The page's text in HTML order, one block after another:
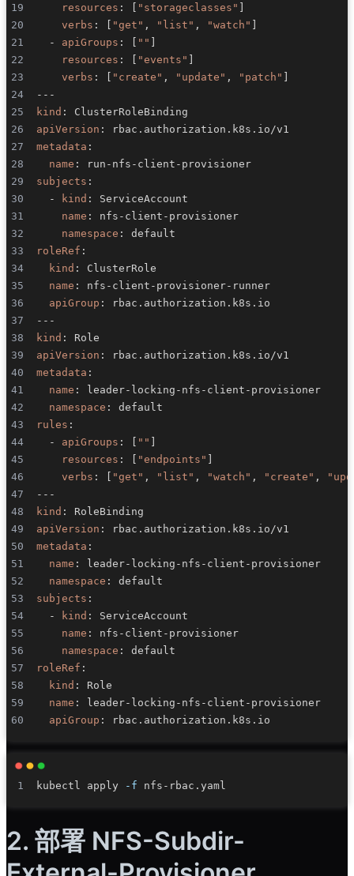
resources : "storageclasses"
verbs : "get" , "list" , "watch"
-
apiGroups : ""
resources : "events"
verbs : "create" , "update" , "patch"
---
kind :
apiVersion :
metadata :
name : run - nfs - client -
subjects :
-
kind :
name : nfs - client -
namespace :
roleRef :
kind :
name : nfs - client - provisioner-
apiGroup :
---
kind :
apiVersion :
metadata :
name : leader- locking - nfs - client -
namespace :
rules :
-
apiGroups : ""
resources : "endpoints"
verbs : "get" , "list" , "watch" , "create" ,
---
kind :
apiVersion :
metadata :
name : leader- locking - nfs - client -
namespace :
subjects :
-
kind :
name : nfs - client -
namespace :
roleRef :
kind :
name : leader- locking - nfs - client -
apiGroup :
kubectl apply -f
2. 部署 NFS-Subdir-